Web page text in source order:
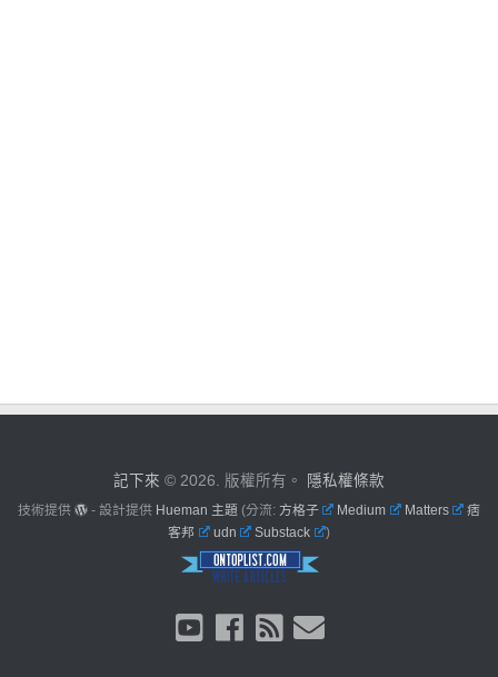
記下來 © 2026. 版權所有。 隱私權條款
技術提供 - 設計提供 Hueman 主題 (分流: 方格子 Medium Matters
痞
客邦
udn Substack )